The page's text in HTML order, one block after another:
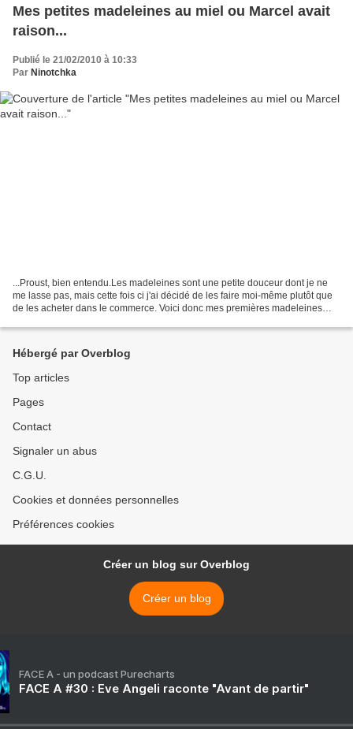
Mes petites madeleines au miel ou Marcel avait
raison...
Publié le 21/02/2010 à 10:33
Par Ninotchka
...Proust, bien entendu.Les madeleines sont une petite douceur dont je ne
me lasse pas, mais cette fois ci j'ai décidé de les faire moi-même plutôt que
de les acheter dans le commerce. Voici donc mes premières madeleines
Hébergé par Overblog
Top articles
Pages
Contact
Signaler un abus
C.G.U.
Cookies et données personnelles
Préférences cookies
Créer un blog sur Overblog
Créer un blog
FACE A - un podcast Purecharts
FACE A #30 : Eve Angeli raconte "Avant de partir"